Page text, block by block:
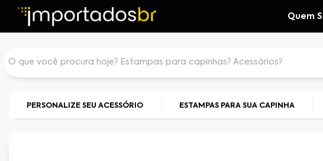
Quem
PERSONALIZE SEU ACESSÓRIO ESTAMPAS PARA SUA CAPINHA